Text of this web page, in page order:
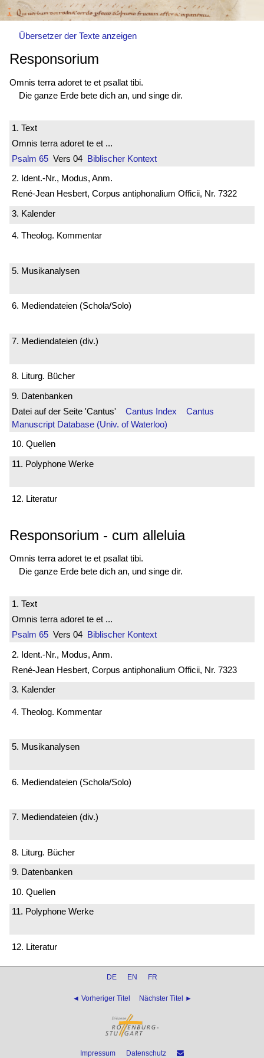
Übersetzer der Texte anzeigen
Responsorium
Omnis terra adoret te et psallat tibi.
Die ganze Erde bete dich an, und singe dir.
1. Text
Omnis terra adoret te et ...
Psalm 65 Vers 04 Biblischer Kontext
2. Ident.-Nr., Modus, Anm.
René-Jean Hesbert, Corpus antiphonalium Officii, Nr. 7322
3. Kalender
4. Theolog. Kommentar
5. Musikanalysen
6. Mediendateien (Schola/Solo)
7. Mediendateien (div.)
8. Liturg. Bücher
9. Datenbanken
Datei auf der Seite 'Cantus' Cantus Index
Cantus
Manuscript Database (Univ. of Waterloo)
10. Quellen
11. Polyphone Werke
12. Literatur
Responsorium - cum alleluia
Omnis terra adoret te et psallat tibi.
Die ganze Erde bete dich an, und singe dir.
1. Text
Omnis terra adoret te et ...
Psalm 65 Vers 04 Biblischer Kontext
2. Ident.-Nr., Modus, Anm.
René-Jean Hesbert, Corpus antiphonalium Officii, Nr. 7323
3. Kalender
4. Theolog. Kommentar
5. Musikanalysen
6. Mediendateien (Schola/Solo)
7. Mediendateien (div.)
8. Liturg. Bücher
9. Datenbanken
10. Quellen
11. Polyphone Werke
12. Literatur
DE EN FR
◄ Vorheriger Titel Nächster Titel ►
Impressum Datenschutz